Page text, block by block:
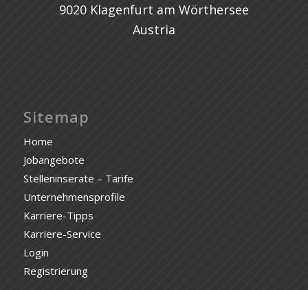
9020 Klagenfurt am Wörthersee
Austria
Sitemap
Home
Jobangebote
Stelleninserate – Tarife
Unternehmensprofile
Karriere-Tipps
Karriere-Service
Login
Registrierung